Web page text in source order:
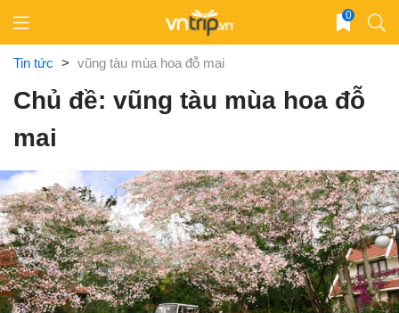
content
0
Tin tức > vũng tàu mùa hoa đỗ mai
Chủ đề: vũng tàu mùa hoa đỗ
mai